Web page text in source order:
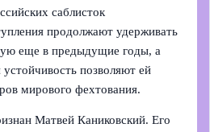
саблисток
продолжают удерживать
еще в предыдущие годы, а
позволяют ей
мирового фехтования.
Матвей Каниковский. Его